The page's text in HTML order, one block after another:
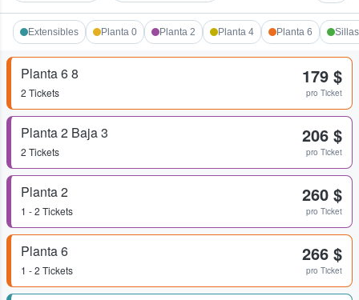
Extensibles Planta 0 Planta 2 Planta 4 Planta 6
Planta 6 8
2 Tickets
179 $
pro Ticket
Planta 2 Baja 3
2 Tickets
206 $
pro Ticket
Planta 2
1 - 2 Tickets
260 $
pro Ticket
Planta 6
1 - 2 Tickets
266 $
pro Ticket